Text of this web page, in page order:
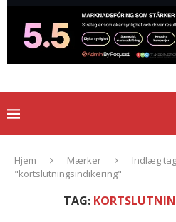
Hjem Mærker
Indlæg
"kortslutningsindikering"
TAG: